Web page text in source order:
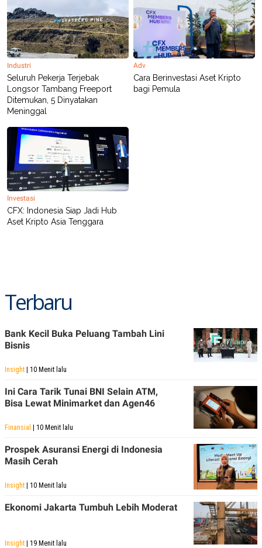
Industri
Seluruh Pekerja Terjebak
Longsor Tambang Freeport
Ditemukan, 5 Dinyatakan
Meninggal
Adv
Cara Berinvestasi Aset Kripto
bagi Pemula
Investasi
CFX: Indonesia Siap Jadi Hub
Aset Kripto Asia Tenggara
Terbaru
Bank Kecil Buka Peluang Tambah Lini
Bisnis
Insight | 10 Menit lalu
Ini Cara Tarik Tunai BNI Selain ATM,
Bisa Lewat Minimarket dan Agen46
Finansial | 10 Menit lalu
Prospek Asuransi Energi di Indonesia
Masih Cerah
Insight | 10 Menit lalu
Ekonomi Jakarta Tumbuh Lebih Moderat
Insight | 19 Menit lalu